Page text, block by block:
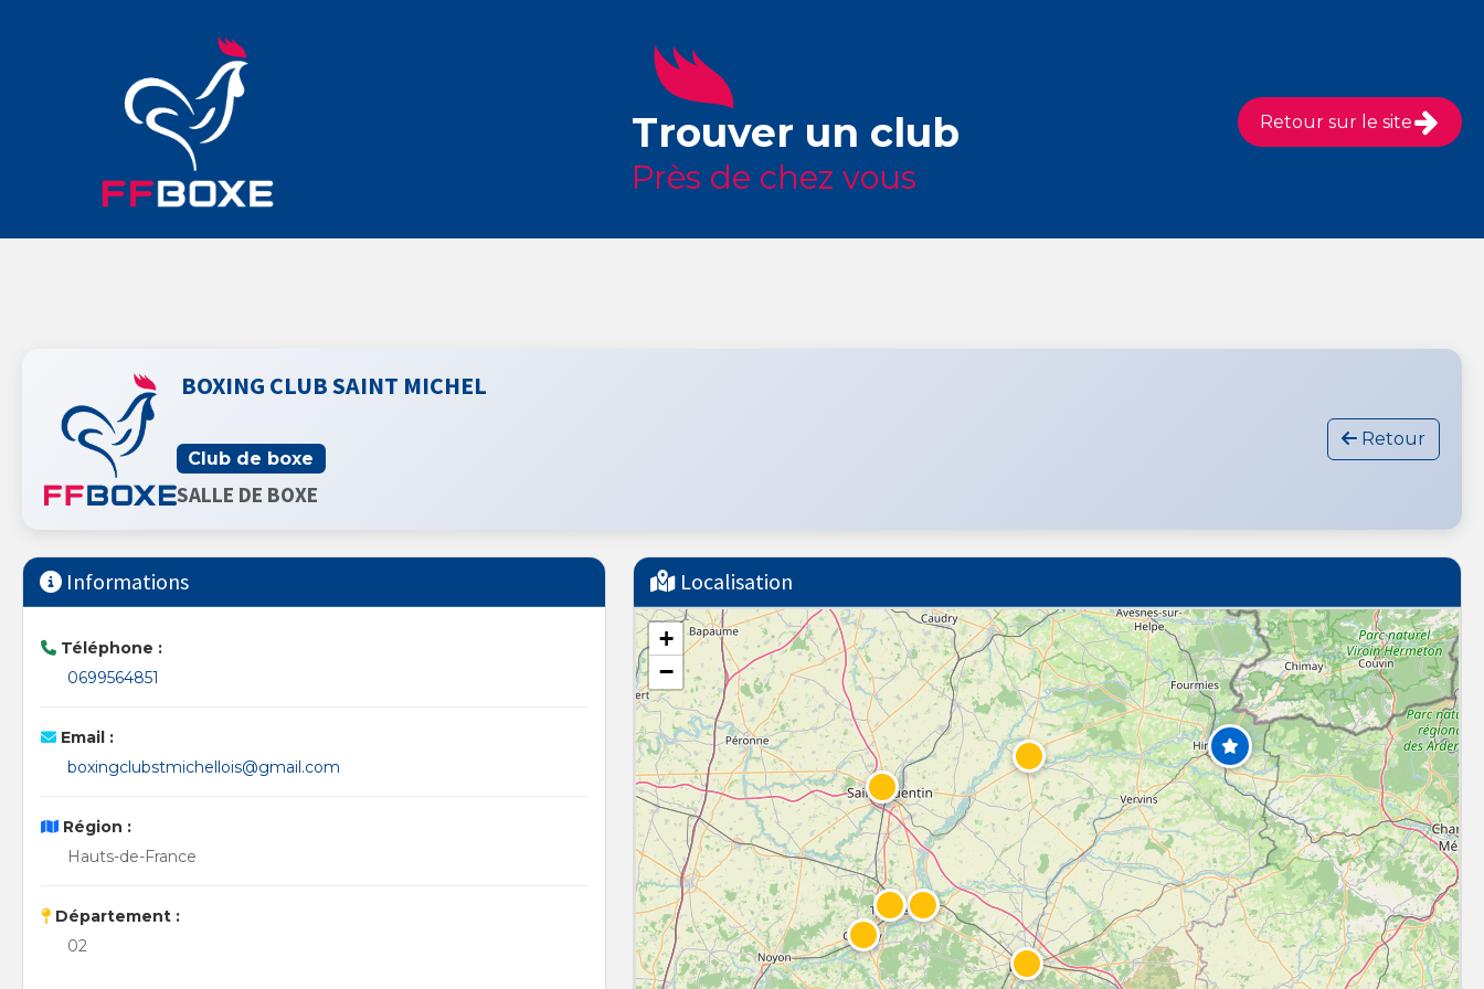
Trouver un club
Près de chez vous
Retour sur le site
BOXING CLUB SAINT MICHEL
Club de boxe
SALLE DE BOXE
Retour
Informations
Téléphone :
0699564851
Email :
boxingclubstmichellois@gmail.com
Région :
Hauts-de-France
Département :
02
Localisation
+
−